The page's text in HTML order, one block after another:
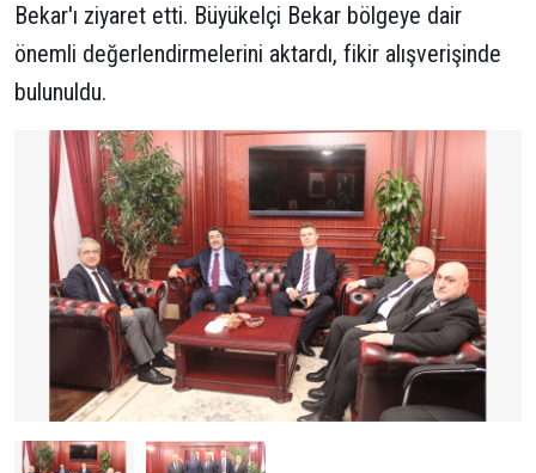
Bekar'ı ziyaret etti. Büyükelçi Bekar bölgeye dair
önemli değerlendirmelerini aktardı, fikir alışverişinde
bulunuldu.